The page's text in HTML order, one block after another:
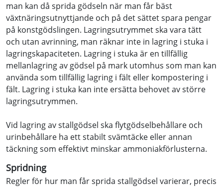
man kan då sprida gödseln när man får bäst
växtnäringsutnyttjande och på det sättet spara pengar
på konstgödslingen. Lagringsutrymmet ska vara tätt
och utan avrinning, man räknar inte in lagring i stuka i
lagringskapaciteten. Lagring i stuka är en tillfällig
mellanlagring av gödsel på mark utomhus som man kan
använda som tillfällig lagring i fält eller kompostering i
fält. Lagring i stuka kan inte ersätta behovet av större
lagringsutrymmen.
Vid lagring av stallgödsel ska flytgödselbehållare och
urinbehållare ha ett stabilt svämtäcke eller annan
täckning som effektivt minskar ammoniakförlusterna.
Spridning
Regler för hur man får sprida stallgödsel varierar, precis